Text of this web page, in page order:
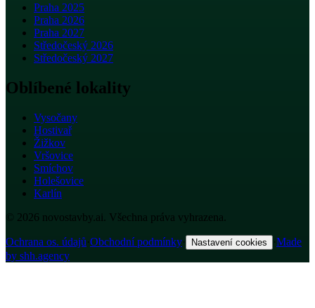
Praha 2025
Praha 2026
Praha 2027
Středočeský 2026
Středočeský 2027
Oblíbené lokality
Vysočany
Hostivař
Žižkov
Vršovice
Smíchov
Holešovice
Karlín
© 2026 novostavby.ai. Všechna práva vyhrazena.
Ochrana os. údajů·Obchodní podmínky· Nastavení cookies ·Made
by shh.agency